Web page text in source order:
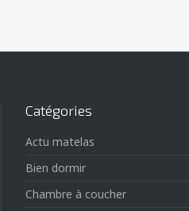
Catégories
Actu matelas
Bien dormir
Chambre à coucher